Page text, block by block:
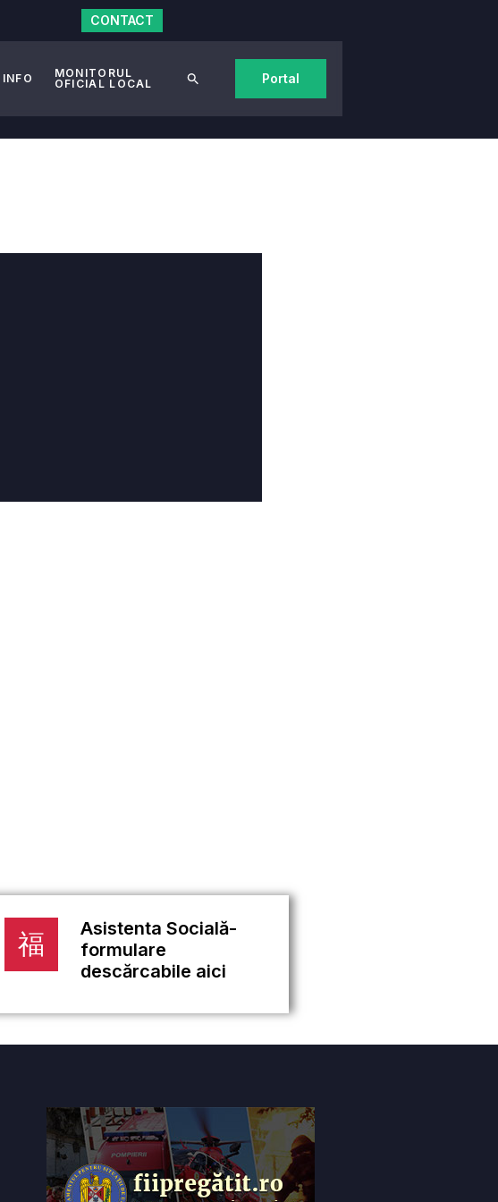
CONTACT
INFO
MONITORUL
OFICIAL LOCAL
Portal
Asistenta Socială-
formulare
descărcabile aici